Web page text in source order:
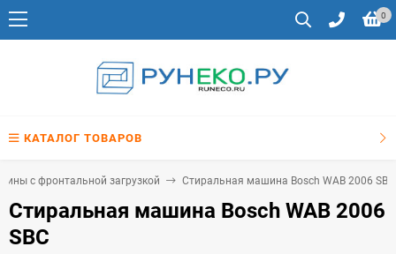
0
КАТАЛОГ ТОВАРОВ
с фронтальной загрузкой Стиральная машина Bosch WAB 2006 SBC
Стиральная машина Bosch WAB 2006
SBC